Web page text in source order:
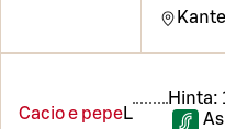
Cacio e pepeL
Hinta: